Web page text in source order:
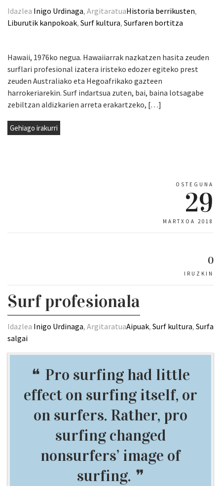
Idazlea Inigo Urdinaga, ArgitaratuaHistoria berrikusten,
Liburutik kanpokoak, Surf kultura, Surfaren bortitza
Hawaii, 1976ko negua. Hawaiiarrak nazkatzen hasita zeuden
surflari profesional izatera iristeko edozer egiteko prest
zeuden Australiako eta Hegoafrikako gazteen
harrokeriarekin. Surf indartsua zuten, bai, baina lotsagabe
zebiltzan aldizkarien arreta erakartzeko, […]
Gehiago irakurri
OSTEGUNA
29
MARTXOA 2018
0
IRUZKIN
Surf profesionala
Idazlea Inigo Urdinaga, ArgitaratuaAipuak, Surf kultura, Surfa
salgai
Pro surfing had little
effect on surfing itself, or
on surfers. Rather, pro
surfing changed
nonsurfers’ image of
surfing.